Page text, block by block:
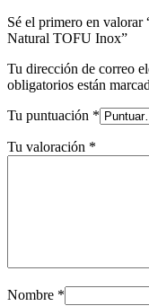
Sé el primero en
Natural TOFU Inox”
Tu dirección de correo
obligatorios están
Tu puntuación *
Tu valoración *
Nombre *